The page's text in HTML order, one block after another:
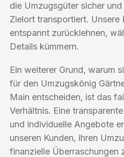
die Umzugsgüter sicher
Zielort transportiert. Unsere
entspannt zurücklehnen,
Details kümmern.
Ein weiterer Grund, warum
für den Umzugskönig
Main entscheiden, ist das
Verhältnis. Eine
und individuelle Angebote
unseren Kunden, ihren
finanzielle Überraschungen